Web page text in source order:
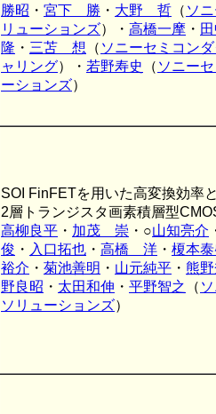
勝昭 ・ 宮下 勝 ・ 大野 哲 （ ソ
リューションズ）・ 高橋一摩 ・
隆 ・ 三苫 想 （ ソニーセミコン
ャリング）・ 若野寿史 （ ソニー
ーションズ）
SOI FinFETを用いた高変換効率
2層トランジスタ画素積層型
高柳良平 ・ 加茂 崇 ・○山知亮介
俊 ・ 入口拓也 ・ 高橋 洋 ・ 榎本
裕介 ・ 菊池善明 ・ 山元純平 ・ 熊
野良昭 ・ 太田和伸 ・ 平野智之 （
ソリューションズ）